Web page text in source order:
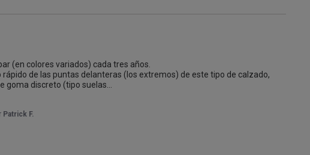
(en colores variados) cada tres años.
de las puntas delanteras (los extremos) de este tipo de calzado,
goma discreto (tipo suelas
Patrick F.